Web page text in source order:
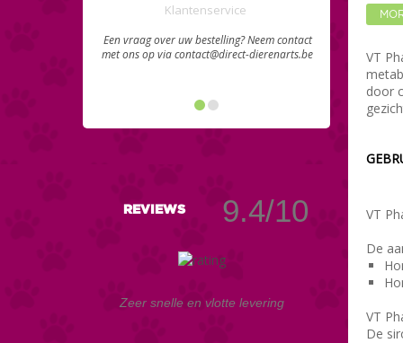
Klantenservice
Een vraag over uw bestelling? Neem contact
met ons op via contact@direct-dierenarts.be
REVIEWS 9.4/10
Zeer snelle en vlotte levering
VT
door
VT
De
VT
De